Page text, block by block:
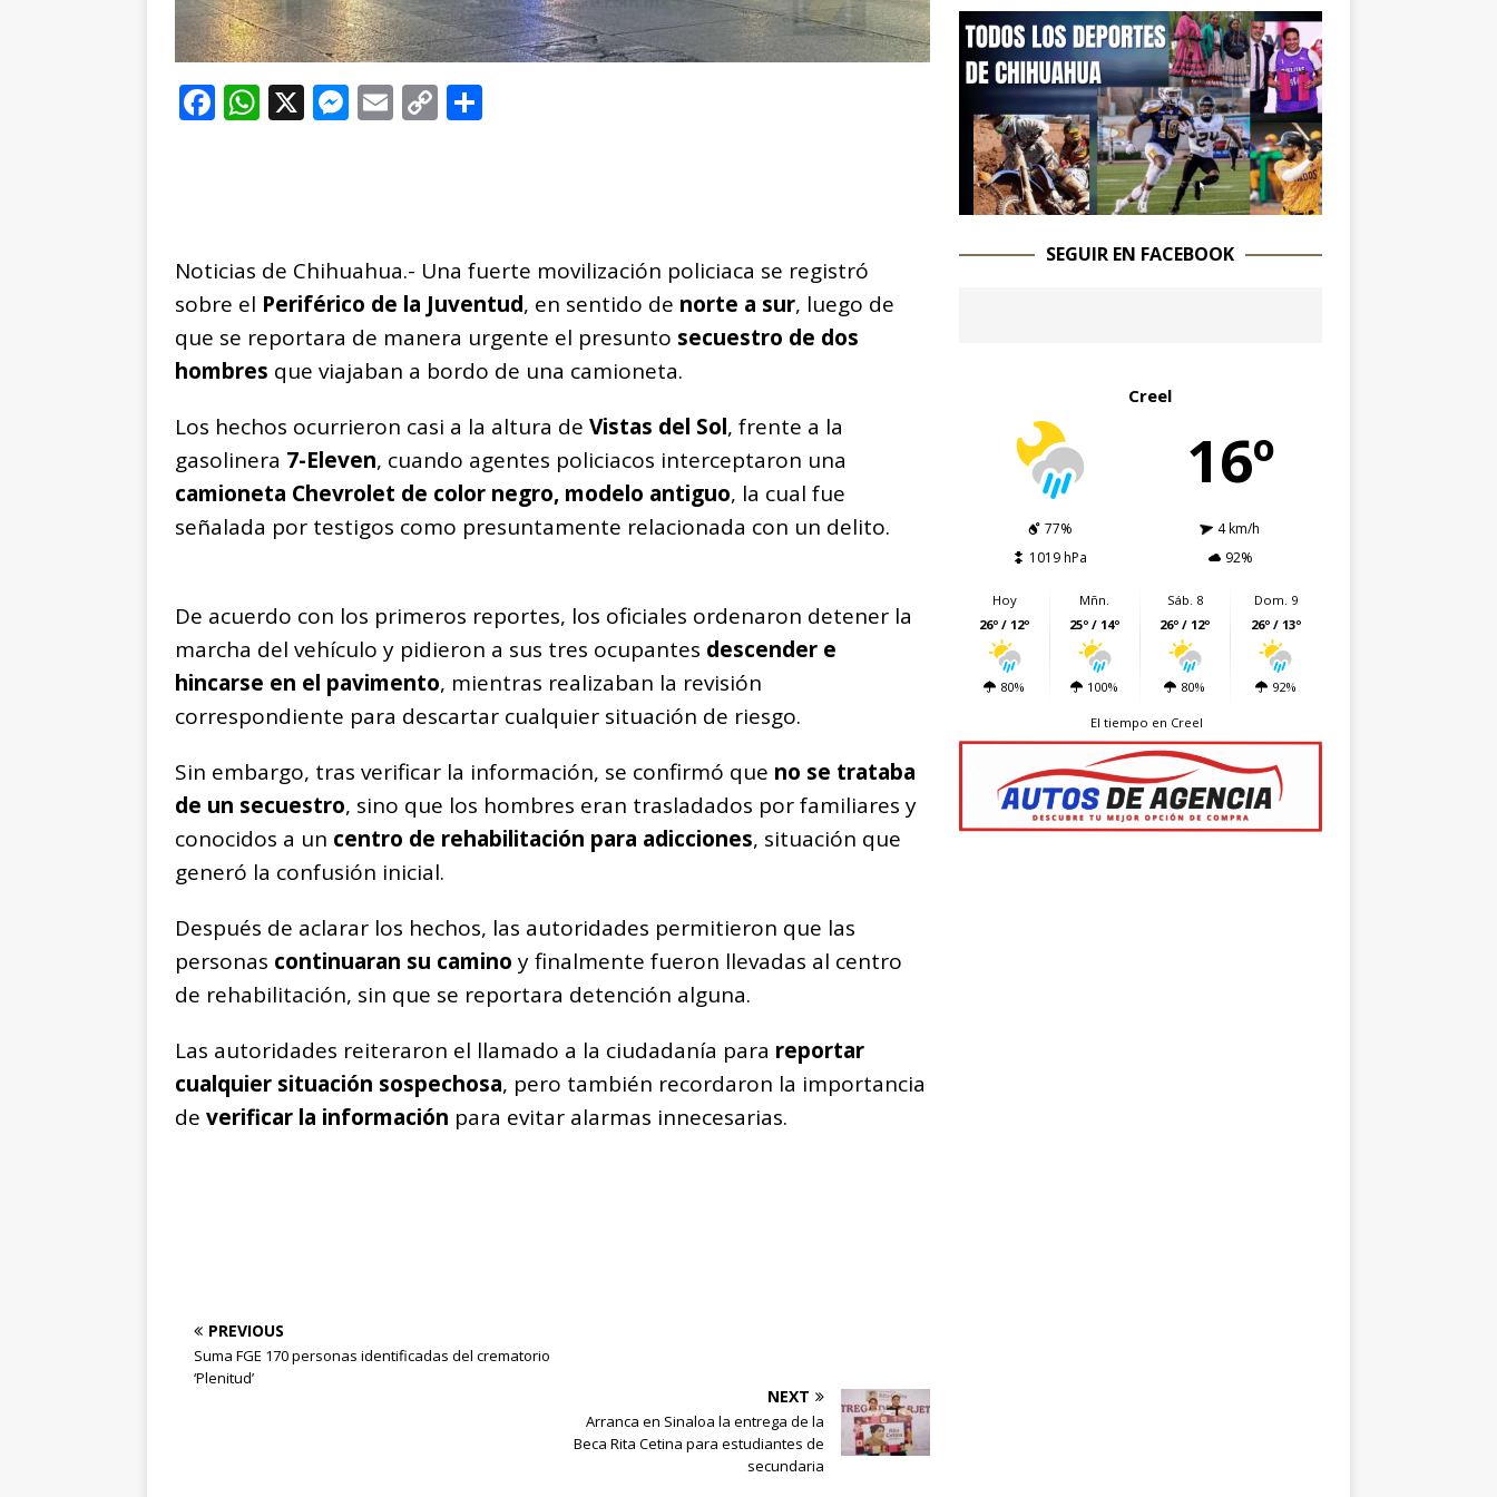
F
o
o
k
W
p
p
X M
g
e
r
E C
n
k
ti
r
Noticias de Chihuahua.- Una fuerte movilización policiaca se registró
sobre el Periférico de la Juventud, en sentido de norte a sur, luego de
que se reportara de manera urgente el presunto secuestro de dos
hombres que viajaban a bordo de una camioneta.
Los hechos ocurrieron casi a la altura de Vistas del Sol, frente a la
gasolinera 7-Eleven, cuando agentes policiacos interceptaron una
camioneta Chevrolet de color negro, modelo antiguo, la cual fue
señalada por testigos como presuntamente relacionada con un delito.
De acuerdo con los primeros reportes, los oficiales ordenaron detener la
marcha del vehículo y pidieron a sus tres ocupantes descender e
hincarse en el pavimento, mientras realizaban la revisión
correspondiente para descartar cualquier situación de riesgo.
Sin embargo, tras verificar la información, se confirmó que no se trataba
de un secuestro, sino que los hombres eran trasladados por familiares y
conocidos a un centro de rehabilitación para adicciones, situación que
generó la confusión inicial.
Después de aclarar los hechos, las autoridades permitieron que las
personas continuaran su camino y finalmente fueron llevadas al centro
de rehabilitación, sin que se reportara detención alguna.
Las autoridades reiteraron el llamado a la ciudadanía para reportar
cualquier situación sospechosa, pero también recordaron la importancia
de verificar la información para evitar alarmas innecesarias.
PREVIOUS
Suma FGE 170 personas identificadas del crematorio
‘Plenitud’
NEXT
Arranca en Sinaloa la entrega de la
Beca Rita Cetina para estudiantes de
secundaria
SEGUIR EN FACEBOOK
Creel
16º
77%
4 km/h
1019 hPa
92%
Hoy
26º / 12º
80%
Mñn.
25º / 14º
100%
Sáb. 8
26º / 12º
80%
Dom. 9
26º / 13º
92%
El tiempo en Creel